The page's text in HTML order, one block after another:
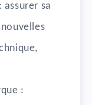
sa
: